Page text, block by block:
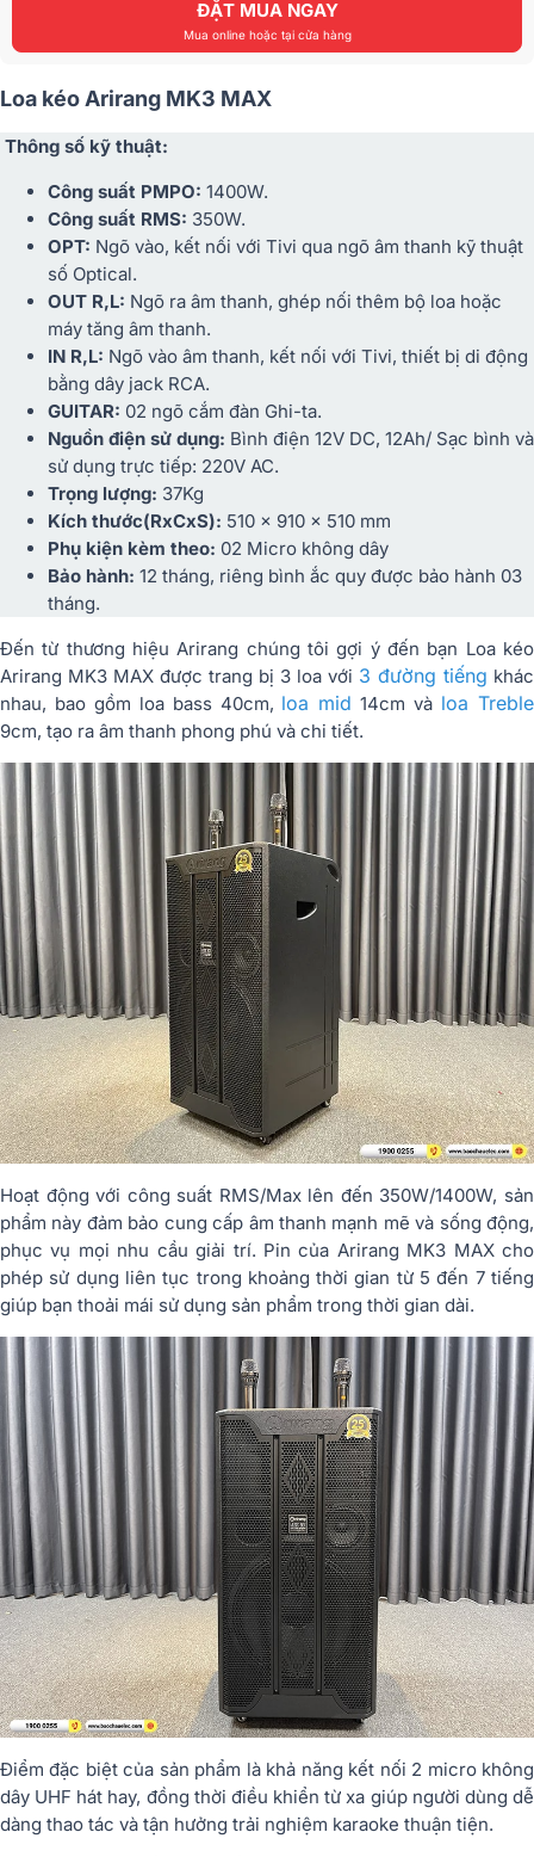
ĐẶT MUA NGAY
Mua online hoặc tại cửa hàng
Loa kéo Arirang MK3 MAX
Thông số kỹ thuật:
Công suất PMPO: 1400W.
Công suất RMS: 350W.
OPT: Ngõ vào, kết nối với Tivi qua ngõ âm thanh kỹ thuật
số Optical.
OUT R,L: Ngõ ra âm thanh, ghép nối thêm bộ loa hoặc
máy tăng âm thanh.
IN R,L: Ngõ vào âm thanh, kết nối với Tivi, thiết bị di động
bằng dây jack RCA.
GUITAR: 02 ngõ cắm đàn Ghi-ta.
Nguồn điện sử dụng: Bình điện 12V DC, 12Ah/ Sạc bình và
sử dụng trực tiếp: 220V AC.
Trọng lượng: 37Kg
Kích thước(RxCxS): 510 x 910 x 510 mm
Phụ kiện kèm theo: 02 Micro không dây
Bảo hành: 12 tháng, riêng bình ắc quy được bảo hành 03
tháng.
Đến từ thương hiệu Arirang chúng tôi gợi ý đến bạn Loa kéo
Arirang MK3 MAX được trang bị 3 loa với 3 đường tiếng khác
nhau, bao gồm loa bass 40cm, loa mid 14cm và loa Treble
9cm, tạo ra âm thanh phong phú và chi tiết.
Hoạt động với công suất RMS/Max lên đến 350W/1400W, sản
phẩm này đảm bảo cung cấp âm thanh mạnh mẽ và sống động,
phục vụ mọi nhu cầu giải trí. Pin của Arirang MK3 MAX cho
phép sử dụng liên tục trong khoảng thời gian từ 5 đến 7 tiếng
giúp bạn thoải mái sử dụng sản phẩm trong thời gian dài.
Điểm đặc biệt của sản phẩm là khả năng kết nối 2 micro không
dây UHF hát hay, đồng thời điều khiển từ xa giúp người dùng dễ
dàng thao tác và tận hưởng trải nghiệm karaoke thuận tiện.